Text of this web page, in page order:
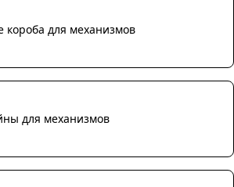
для механизмов
для механизмов